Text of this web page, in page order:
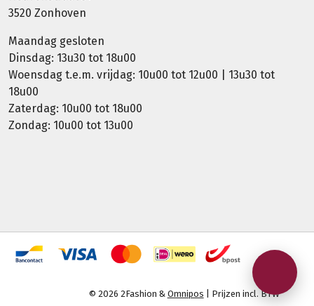
3520 Zonhoven
Maandag gesloten
Dinsdag: 13u30 tot 18u00
Woensdag t.e.m. vrijdag: 10u00 tot 12u00 | 13u30 tot
18u00
Zaterdag: 10u00 tot 18u00
Zondag: 10u00 tot 13u00
© 2026 2Fashion & Omnipos | Prijzen incl. BTW